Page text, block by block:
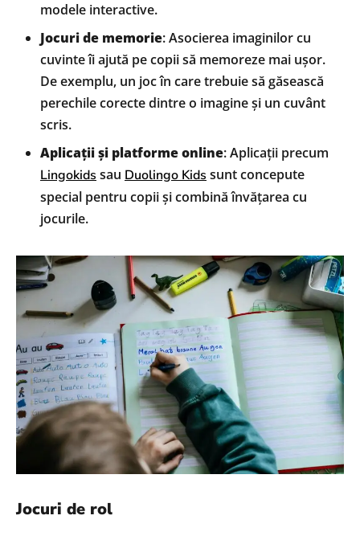
modele interactive.
Jocuri de memorie: Asocierea imaginilor cu
cuvinte îi ajută pe copii să memoreze mai ușor.
De exemplu, un joc în care trebuie să găsească
perechile corecte dintre o imagine și un cuvânt
scris.
Aplicații și platforme online: Aplicații precum
Lingokids sau Duolingo Kids sunt concepute
special pentru copii și combină învățarea cu
jocurile.
Jocuri de rol